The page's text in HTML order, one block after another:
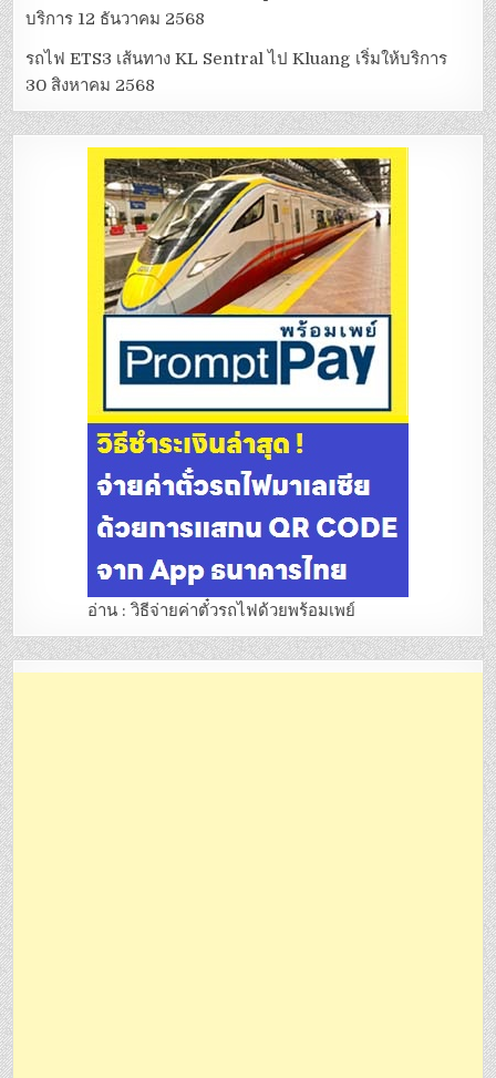
บริการ 12 ธันวาคม 2568
รถไฟ ETS3 เส้นทาง KL Sentral ไป Kluang เริ่มให้บริการ
30 สิงหาคม 2568
อ่าน : วิธีจ่ายค่าตั๋วรถไฟด้วยพร้อมเพย์